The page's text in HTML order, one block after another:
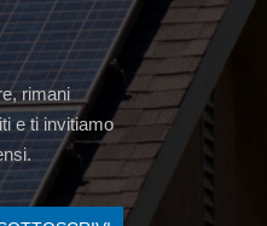
rimani
e ti invitiamo